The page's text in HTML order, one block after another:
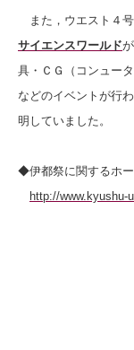
また，ウエスト４
サイエンスワールド
具・ＣＧ（コンュー
などのイベントが行
明していました。
◆伊都祭に関するホー
http://